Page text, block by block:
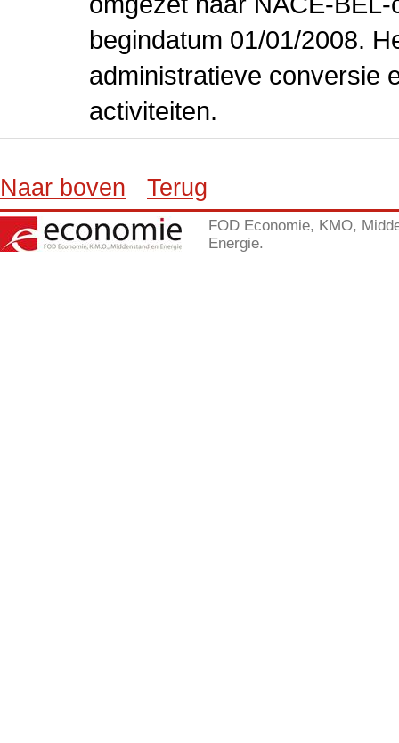
begindatum 01/01/2008.
administratieve conversie
activiteiten.
Naar boven Terug
FOD Economie, KMO,
Energie.